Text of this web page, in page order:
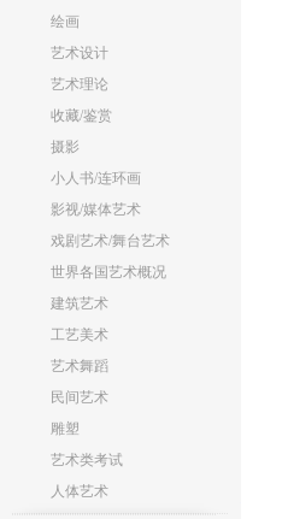
绘画
艺术设计
艺术理论
收藏/鉴赏
摄影
小人书/连环画
影视/媒体艺术
戏剧艺术/舞台艺术
世界各国艺术概况
建筑艺术
工艺美术
艺术舞蹈
民间艺术
雕塑
艺术类考试
人体艺术